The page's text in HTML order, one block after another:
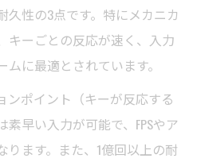
ンに最適なスイッチタイ
ンと打鍵感のバランスを
ングパソコン用キーボード
久性の3点です。特にメカニカ
キーごとの反応が速く、入力
に最適とされています。
ンポイント（キーが反応する
早い入力が可能で、FPSやア
ります。また、1億回以上の耐